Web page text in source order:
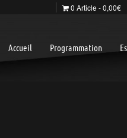
0 Article 0,00€
Accueil Programmation